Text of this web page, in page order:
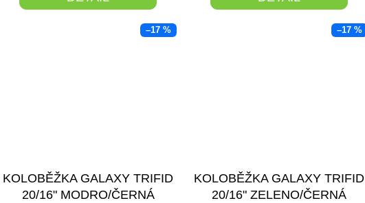
–17 %
KOLOBĚŽKA GALAXY TRIFID
20/16" MODRO/ČERNÁ
–17 %
KOLOBĚŽKA GALAXY TRIFID
20/16" ZELENO/ČERNÁ